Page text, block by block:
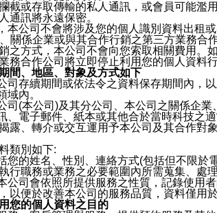
截或存取傳輸的私人通訊，或會員可能濫
通訊將永遠保密。
本公司不會將涉及您的個人識別資料出租或
關係企業或與其合作行銷之第三方業務合
之方式，本公司不會向您索取相關費用。
務合作公司將立即停止利用您的個人資料行
間、地區、對象及方式如下
司存續期間或依法令之資料保存期間內，
域內。
司(本公司)及其分公司、本公司之關係企業
、電子郵件、紙本或其他合於當時科技之
露、轉介或交互運用予本公司及其合作對象
類別如下:
您的姓名、性別、連絡方式(包括但不限
行職務或業務之必要範圍內所需蒐集、處
公司會依照所提供服務之性質，記錄使用
以便於改善本公司的服務品質，資料僅用
您的個人資料之目的